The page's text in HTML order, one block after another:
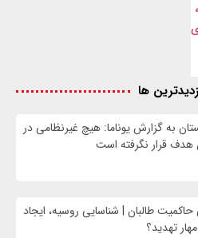
ها
به گزارش یوناما: هیچ غیرنظامی در
هدف قرار نگرفته است
طالبان | شناسایی روسیه، ایجاد
تهدید؟